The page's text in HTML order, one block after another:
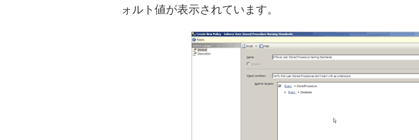
ォルト値が表示されています。